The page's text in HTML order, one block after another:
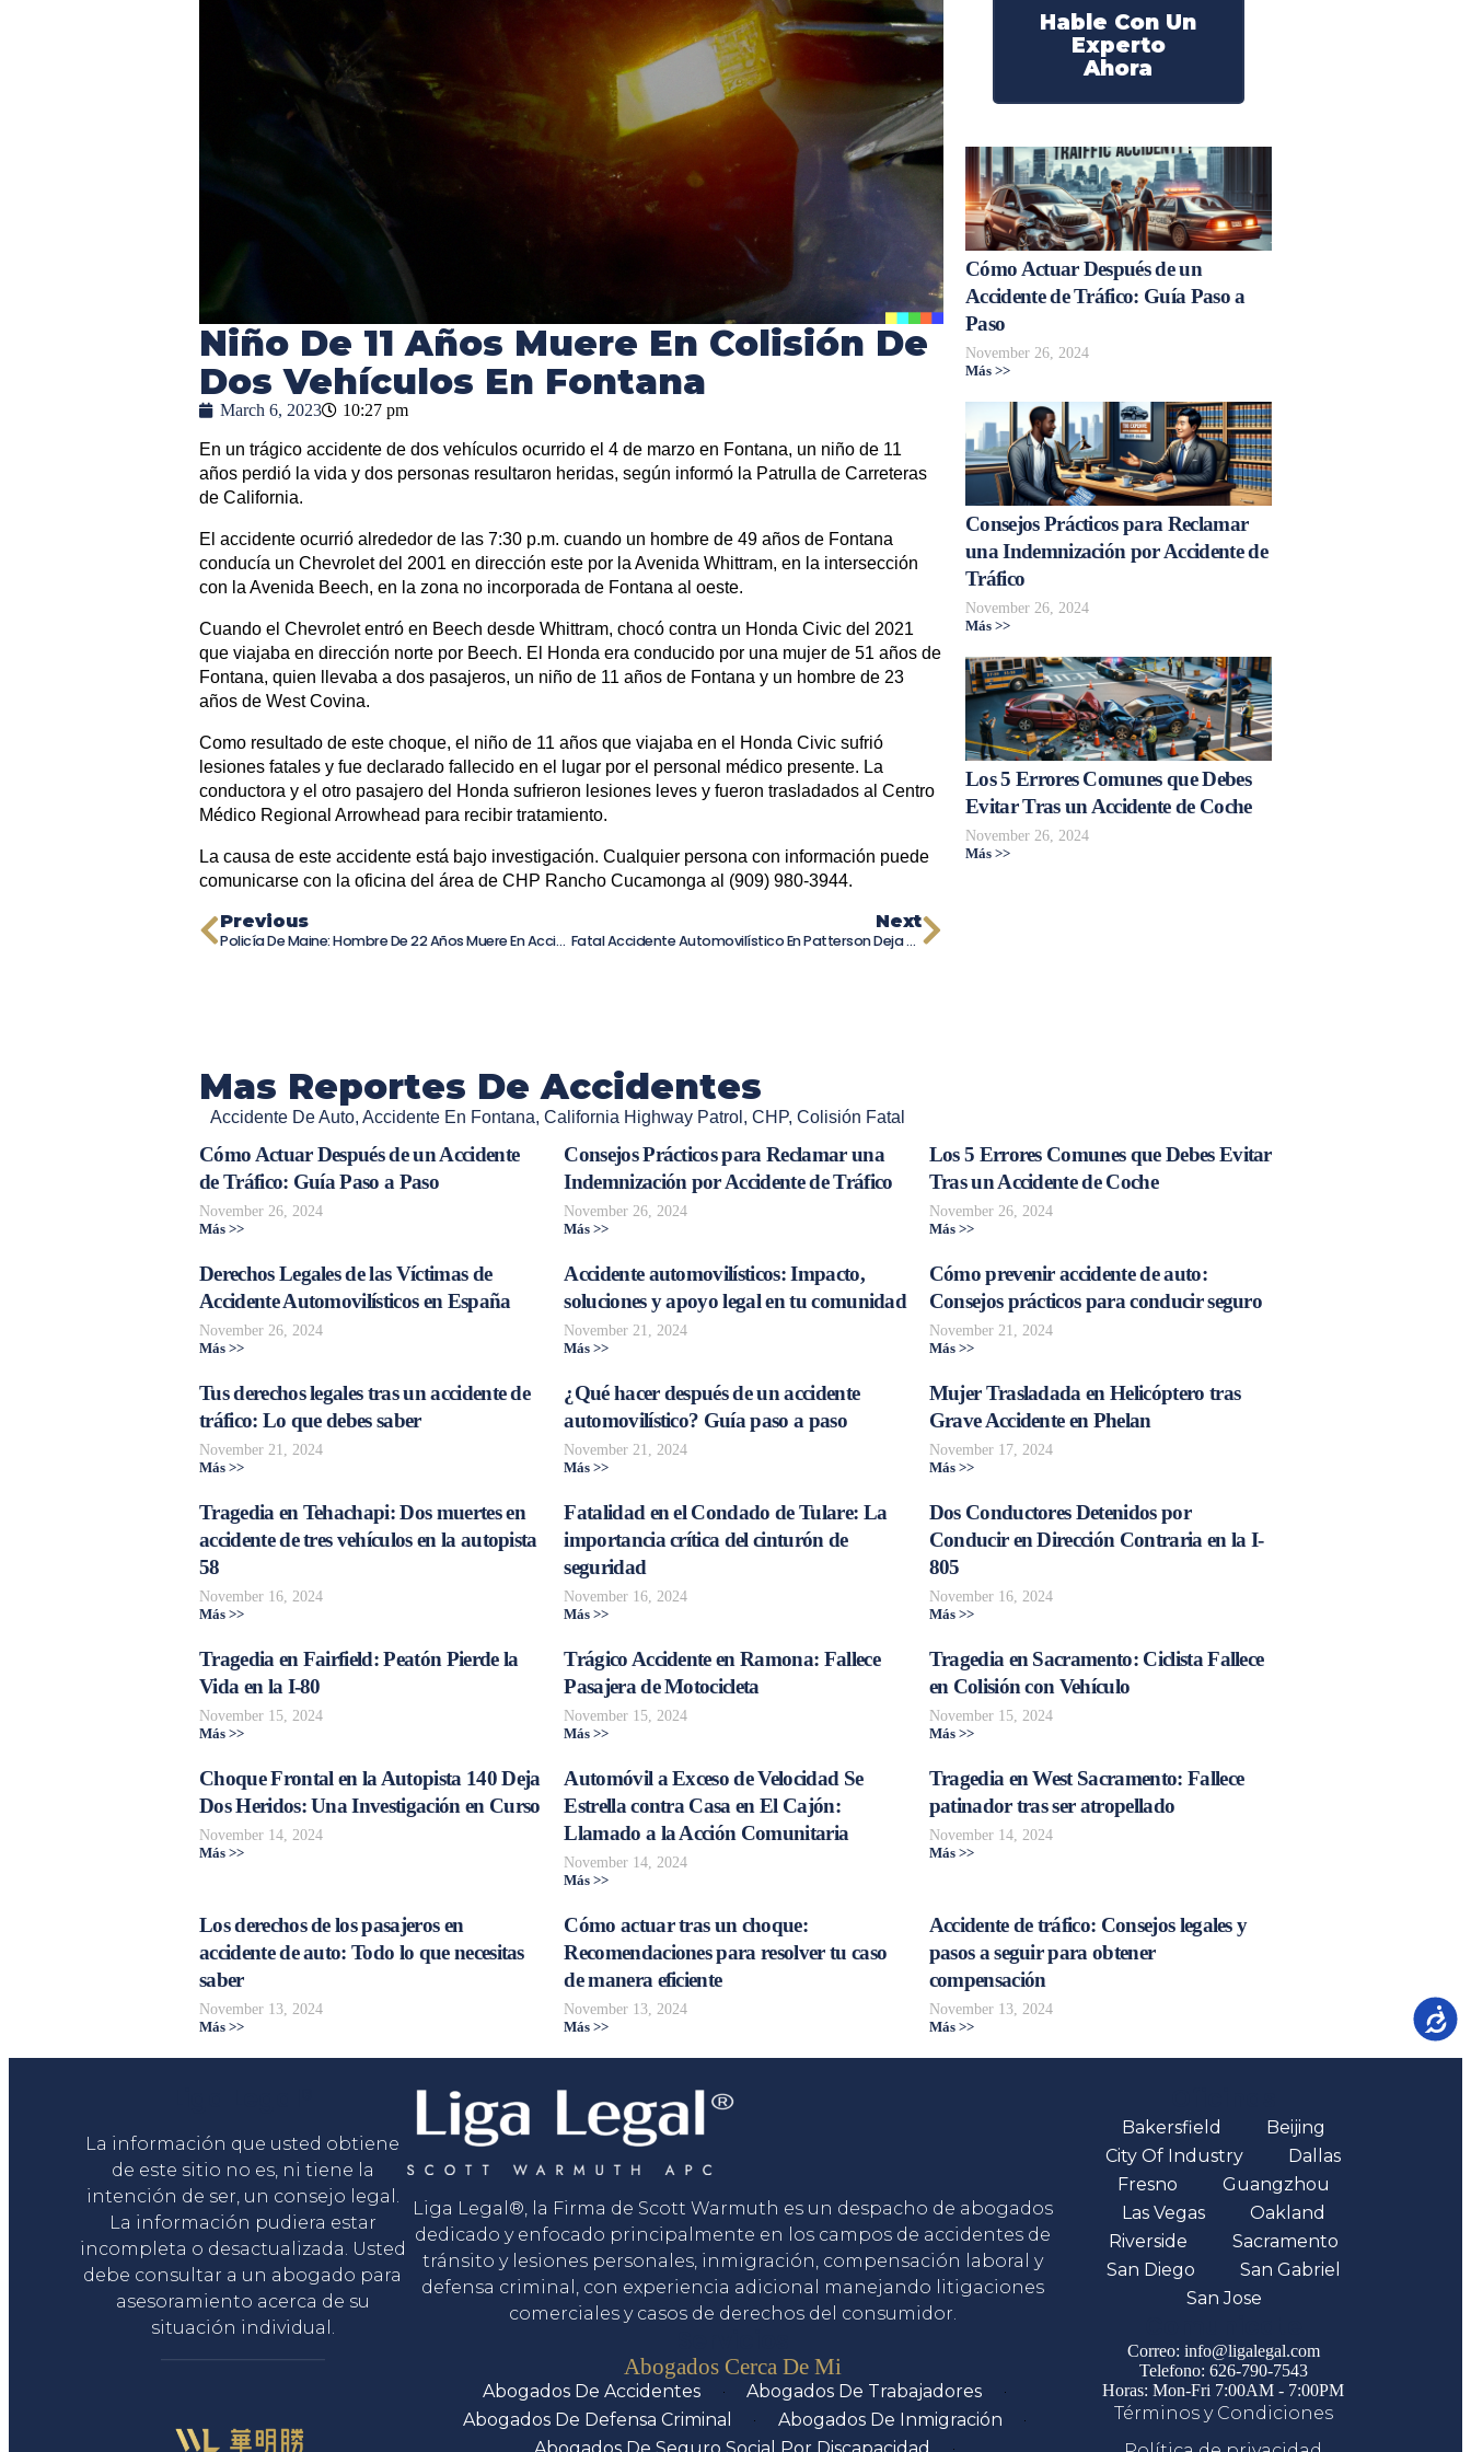
Niño De 11 Años Muere En Colisión De
Dos Vehículos En Fontana
March 6, 2023 10:27 pm
En un trágico accidente de dos vehículos ocurrido el 4 de marzo en Fontana, un niño de 11
años perdió la vida y dos personas resultaron heridas, según informó la Patrulla de Carreteras
de California.
El accidente ocurrió alrededor de las 7:30 p.m. cuando un hombre de 49 años de Fontana
conducía un Chevrolet del 2001 en dirección este por la Avenida Whittram, en la intersección
con la Avenida Beech, en la zona no incorporada de Fontana al oeste.
Cuando el Chevrolet entró en Beech desde Whittram, chocó contra un Honda Civic del 2021
que viajaba en dirección norte por Beech. El Honda era conducido por una mujer de 51 años de
Fontana, quien llevaba a dos pasajeros, un niño de 11 años de Fontana y un hombre de 23
años de West Covina.
Como resultado de este choque, el niño de 11 años que viajaba en el Honda Civic sufrió
lesiones fatales y fue declarado fallecido en el lugar por el personal médico presente. La
conductora y el otro pasajero del Honda sufrieron lesiones leves y fueron trasladados al Centro
Médico Regional Arrowhead para recibir tratamiento.
La causa de este accidente está bajo investigación. Cualquier persona con información puede
comunicarse con la oficina del área de CHP Rancho Cucamonga al (909) 980-3944.
Previous
Policía De Maine: Hombre De 22 Años Muere En Accidente En La Autopista Interestatal 95
Next
Fatal Accidente Automovilístico En Patterson Deja Tres Personas Muertas.
Hable Con Un
Experto
Ahora
Cómo Actuar Después de un
Accidente de Tráfico: Guía Paso a
Paso
November 26, 2024
Más >>
Consejos Prácticos para Reclamar
una Indemnización por Accidente de
Tráfico
November 26, 2024
Más >>
Los 5 Errores Comunes que Debes
Evitar Tras un Accidente de Coche
November 26, 2024
Más >>
Mas Reportes De Accidentes
Accidente De Auto, Accidente En Fontana, California Highway Patrol , CHP, Colisión Fatal
Cómo Actuar Después de un Accidente
de Tráfico: Guía Paso a Paso
November 26, 2024
Más >>
Consejos Prácticos para Reclamar una
Indemnización por Accidente de Tráfico
November 26, 2024
Más >>
Los 5 Errores Comunes que Debes Evitar
Tras un Accidente de Coche
November 26, 2024
Más >>
Derechos Legales de las Víctimas de
Accidente Automovilísticos en España
November 26, 2024
Más >>
Accidente automovilísticos: Impacto,
soluciones y apoyo legal en tu comunidad
November 21, 2024
Más >>
Cómo prevenir accidente de auto:
Consejos prácticos para conducir seguro
November 21, 2024
Más >>
Tus derechos legales tras un accidente de
tráfico: Lo que debes saber
November 21, 2024
Más >>
¿Qué hacer después de un accidente
automovilístico? Guía paso a paso
November 21, 2024
Más >>
Mujer Trasladada en Helicóptero tras
Grave Accidente en Phelan
November 17, 2024
Más >>
Tragedia en Tehachapi: Dos muertes en
accidente de tres vehículos en la autopista
58
November 16, 2024
Más >>
Fatalidad en el Condado de Tulare: La
importancia crítica del cinturón de
seguridad
November 16, 2024
Más >>
Dos Conductores Detenidos por
Conducir en Dirección Contraria en la I-
805
November 16, 2024
Más >>
Tragedia en Fairfield: Peatón Pierde la
Vida en la I-80
November 15, 2024
Más >>
Trágico Accidente en Ramona: Fallece
Pasajera de Motocicleta
November 15, 2024
Más >>
Tragedia en Sacramento: Ciclista Fallece
en Colisión con Vehículo
November 15, 2024
Más >>
Choque Frontal en la Autopista 140 Deja
Dos Heridos: Una Investigación en Curso
November 14, 2024
Más >>
Automóvil a Exceso de Velocidad Se
Estrella contra Casa en El Cajón:
Llamado a la Acción Comunitaria
November 14, 2024
Más >>
Tragedia en West Sacramento: Fallece
patinador tras ser atropellado
November 14, 2024
Más >>
Los derechos de los pasajeros en
accidente de auto: Todo lo que necesitas
saber
November 13, 2024
Más >>
Cómo actuar tras un choque:
Recomendaciones para resolver tu caso
de manera eficiente
November 13, 2024
Más >>
Accidente de tráfico: Consejos legales y
pasos a seguir para obtener
compensación
November 13, 2024
Más >>
La información que usted obtiene
de este sitio no es, ni tiene la
intención de ser, un consejo legal.
La información pudiera estar
incompleta o desactualizada. Usted
debe consultar a un abogado para
asesoramiento acerca de su
situación individual.
Liga Legal®, la Firma de Scott Warmuth es un despacho de abogados
dedicado y enfocado principalmente en los campos de accidentes de
tránsito y lesiones personales, inmigración, compensación laboral y
defensa criminal, con experiencia adicional manejando litigaciones
comerciales y casos de derechos del consumidor.
Abogados Cerca De Mi
Abogados De Accidentes
Abogados De Trabajadores
Abogados De Defensa Criminal
Abogados De Inmigración
Bakersfield
Beijing
City Of Industry
Dallas
Fresno
Guangzhou
Las Vegas
Oakland
Riverside
Sacramento
San Diego
San Gabriel
San Jose
Correo: info@ligalegal.com
Telefono: 626-790-7543
Horas: Mon-Fri 7:00AM - 7:00PM
Términos y Condiciones